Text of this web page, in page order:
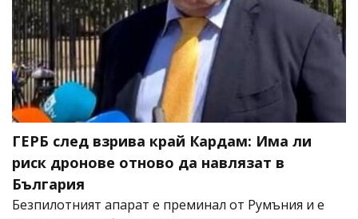
ГЕРБ след взрива край Кардам: Има ли
риск дронове отново да навлязат в
България
Безпилотният апарат е преминал от Румъния и е